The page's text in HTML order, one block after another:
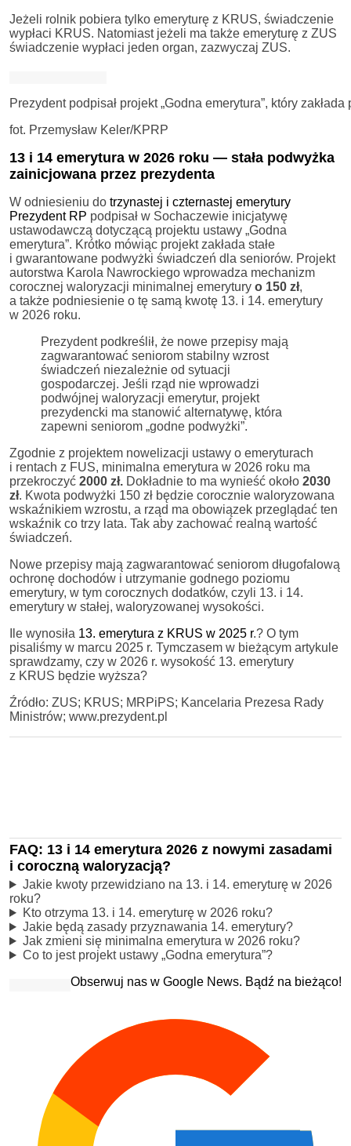
Jeżeli rolnik pobiera tylko emeryturę z KRUS, świadczenie
wypłaci KRUS. Natomiast jeżeli ma także emeryturę z ZUS
świadczenie wypłaci jeden organ, zazwyczaj ZUS.
Prezydent podpisał projekt „Godna emerytura”, który
fot. Przemysław Keler/KPRP
13 i 14 emerytura w 2026 roku — stała podwyżka
zainicjowana przez prezydenta
W odniesieniu do trzynastej i czternastej emerytury
Prezydent RP podpisał w Sochaczewie inicjatywę
ustawodawczą dotyczącą projektu ustawy „Godna
emerytura”. Krótko mówiąc projekt zakłada stałe
i gwarantowane podwyżki świadczeń dla seniorów. Projekt
autorstwa Karola Nawrockiego wprowadza mechanizm
corocznej waloryzacji minimalnej emerytury o 150 zł,
a także podniesienie o tę samą kwotę 13. i 14. emerytury
w 2026 roku.
Prezydent podkreślił, że nowe przepisy mają
zagwarantować seniorom stabilny wzrost
świadczeń niezależnie od sytuacji
gospodarczej. Jeśli rząd nie wprowadzi
podwójnej waloryzacji emerytur, projekt
prezydencki ma stanowić alternatywę, która
zapewni seniorom „godne podwyżki”.
Zgodnie z projektem nowelizacji ustawy o emeryturach
i rentach z FUS, minimalna emerytura w 2026 roku ma
przekroczyć 2000 zł. Dokładnie to ma wynieść około 2030
zł. Kwota podwyżki 150 zł będzie corocznie waloryzowana
wskaźnikiem wzrostu, a rząd ma obowiązek przeglądać ten
wskaźnik co trzy lata. Tak aby zachować realną wartość
świadczeń.
Nowe przepisy mają zagwarantować seniorom długofalową
ochronę dochodów i utrzymanie godnego poziomu
emerytury, w tym corocznych dodatków, czyli 13. i 14.
emerytury w stałej, waloryzowanej wysokości.
Ile wynosiła 13. emerytura z KRUS w 2025 r.? O tym
pisaliśmy w marcu 2025 r. Tymczasem w bieżącym artykule
sprawdzamy, czy w 2026 r. wysokość 13. emerytury
z KRUS będzie wyższa?
Źródło: ZUS; KRUS; MRPiPS; Kancelaria Prezesa Rady
Ministrów; www.prezydent.pl
FAQ: 13 i 14 emerytura 2026 z nowymi zasadami
i coroczną waloryzacją?
Jakie kwoty przewidziano na 13. i 14. emeryturę w 2026
roku?
Kto otrzyma 13. i 14. emeryturę w 2026 roku?
Jakie będą zasady przyznawania 14. emerytury?
Jak zmieni się minimalna emerytura w 2026 roku?
Co to jest projekt ustawy „Godna emerytura”?
Obserwuj nas w Google News. Bądź na bieżąco!